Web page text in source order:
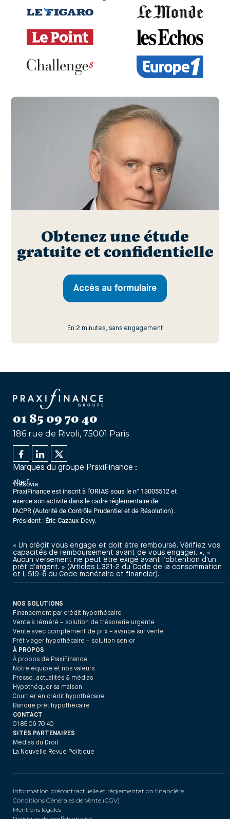
Obtenez une étude
gratuite et confidentielle
Accès au formulaire
En 2 minutes, sans engagement
01 85 09 70 40
186 rue de Rivoli, 75001 Paris
Marques du groupe PraxiFinance :
Alterfi
Trésovia
PraxiFinance est inscrit à l'ORIAS sous le n° 13005512 et
exerce son activité dans le cadre réglementaire de
l'ACPR (Autorité de Contrôle Prudentiel et de Résolution).
Président : Éric Cazaux-Devy.
« Un crédit vous engage et doit être remboursé. Vérifiez vos
capacités de remboursement avant de vous engager. », «
Aucun versement ne peut être exigé avant l’obtention d’un
prêt d’argent. » (Articles L.321-2 du Code de la consommation
et L.519-6 du Code monétaire et financier).
NOS SOLUTIONS
Financement par crédit hypothécaire
Vente à réméré – solution de trésorerie urgente
Vente avec complément de prix – avance sur vente
Prêt viager hypothécaire – solution senior
À PROPOS
À propos de PraxiFinance
Notre équipe et nos valeurs
Presse, actualités & médias
Hypothéquer sa maison
Courtier en crédit hypothécaire
Banque prêt hypothécaire
CONTACT
01 85 09 70 40
SITES PARTENAIRES
Médias du Droit
La Nouvelle Revue Politique
Information précontractuelle et réglementation financière
Conditions Générales de Vente (CGV)
Mentions légales